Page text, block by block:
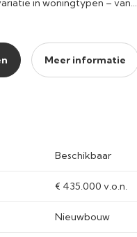
in woningtypen – van…
Meer informatie
Beschikbaar
€ 435.000 v.o.n.
Nieuwbouw